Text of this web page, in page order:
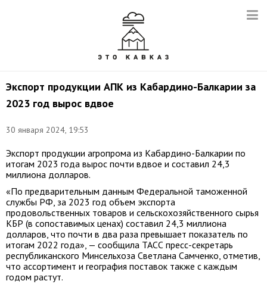
Экспорт продукции АПК из Кабардино-Балкарии за
2023 год вырос вдвое
30 января 2024, 19:53
Экспорт продукции агропрома из Кабардино-Балкарии по
итогам 2023 года вырос почти вдвое и составил 24,3
миллиона долларов.
«По предварительным данным Федеральной таможенной
службы РФ, за 2023 год объем экспорта
продовольственных товаров и сельскохозяйственного сырья
КБР (в сопоставимых ценах) составил 24,3 миллиона
долларов, что почти в два раза превышает показатель по
итогам 2022 года», — сообщила ТАСС пресс-секретарь
республиканского Минсельхоза Светлана Самченко, отметив,
что ассортимент и география поставок также с каждым
годом растут.